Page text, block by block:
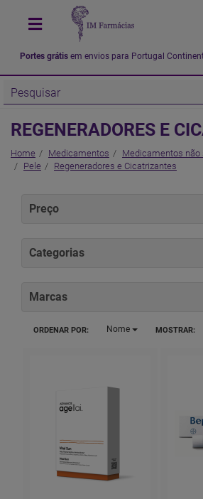
Portes grátis em envios para Portugal
REGENERADORES E
Home Medicamentos
Medicamentos
Pele
Regeneradores e Cicatrizantes
Preço
Categorias
Marcas
ORDENAR POR: Nome MOSTRAR: